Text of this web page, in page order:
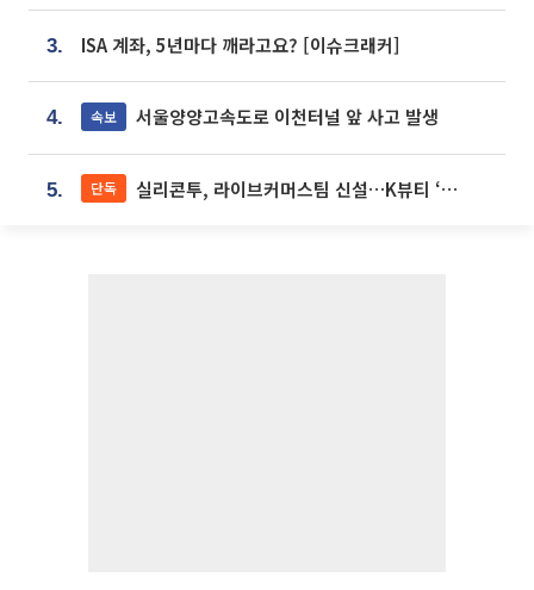
3. ISA 계좌, 5년마다 깨라고요? [이슈크래커]
4. 속보 서울양양고속도로 이천터널 앞 사고 발생
5. 단독 실리콘투, 라이브커머스팀 신설…K뷰티 ‘글로벌 판매망’ 확대[K뷰티 라방戰]